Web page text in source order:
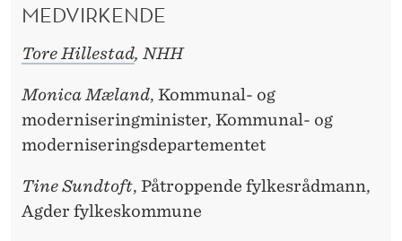
MEDVIRKENDE
Tore Hillestad, NHH
Monica Mæland, Kommunal- og
moderniseringminister, Kommunal- og
moderniseringsdepartementet
Tine Sundtoft, Påtroppende fylkesrådmann,
Agder fylkeskommune